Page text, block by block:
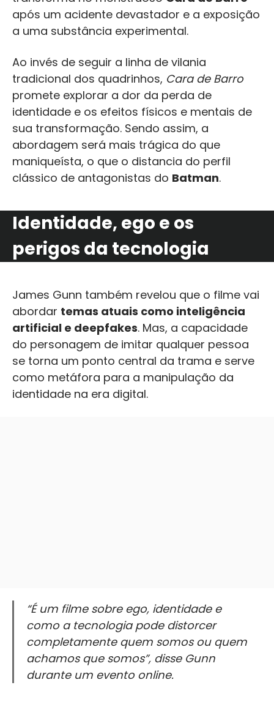
após um acidente devastador e a exposição
a uma substância experimental.
Ao invés de seguir a linha de vilania
tradicional dos quadrinhos, Cara de Barro
promete explorar a dor da perda de
identidade e os efeitos físicos e mentais de
sua transformação. Sendo assim, a
abordagem será mais trágica do que
maniqueísta, o que o distancia do perfil
clássico de antagonistas do Batman.
Identidade, ego e os
perigos da tecnologia
James Gunn também revelou que o filme vai
abordar temas atuais como inteligência
artificial e deepfakes. Mas, a capacidade
do personagem de imitar qualquer pessoa
se torna um ponto central da trama e serve
como metáfora para a manipulação da
identidade na era digital.
“É um filme sobre ego, identidade e
como a tecnologia pode distorcer
completamente quem somos ou quem
achamos que somos”, disse Gunn
durante um evento online.